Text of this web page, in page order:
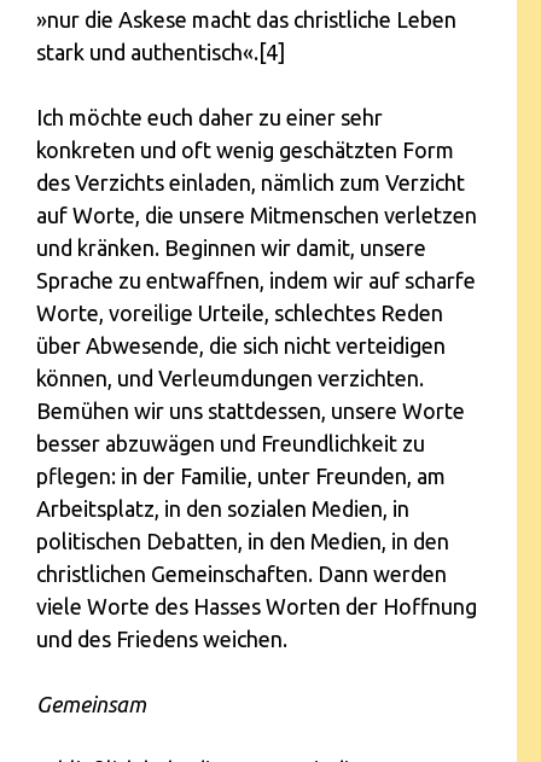
»nur die Askese macht das christliche Leben
stark und authentisch«.[4]
Ich möchte euch daher zu einer sehr
konkreten und oft wenig geschätzten Form
des Verzichts einladen, nämlich zum Verzicht
auf Worte, die unsere Mitmenschen verletzen
und kränken. Beginnen wir damit, unsere
Sprache zu entwaffnen, indem wir auf scharfe
Worte, voreilige Urteile, schlechtes Reden
über Abwesende, die sich nicht verteidigen
können, und Verleumdungen verzichten.
Bemühen wir uns stattdessen, unsere Worte
besser abzuwägen und Freundlichkeit zu
pflegen: in der Familie, unter Freunden, am
Arbeitsplatz, in den sozialen Medien, in
politischen Debatten, in den Medien, in den
christlichen Gemeinschaften. Dann werden
viele Worte des Hasses Worten der Hoffnung
und des Friedens weichen.
Gemeinsam